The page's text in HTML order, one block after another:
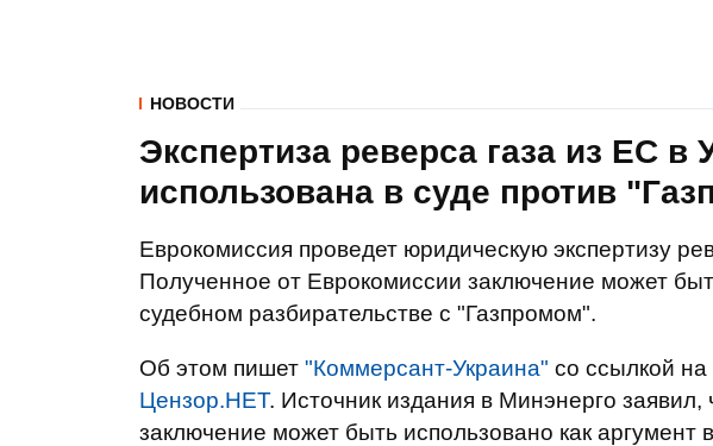
НОВОСТИ
Экспертиза реверса газа из ЕС в
использована в суде против
Еврокомиссия проведет юридическую экспертизу
Полученное от Еврокомиссии заключение может
судебном разбирательстве с "Газпромом".
Об этом пишет "Коммерсант-Украина" со ссылкой на
Цензор.НЕТ. Источник издания в Минэнерго
заключение может быть использовано как аргумент